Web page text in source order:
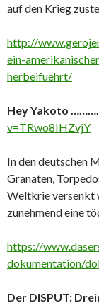
auf den Krieg
http://
ein-
herbeifuehrt/
Hey Yakoto
v=TRwo8IHZvjY
In den deutschen
Granaten,
Weltkrie versenkt
zunehmend eine
https://
dokumentation/
Der DISPUT: